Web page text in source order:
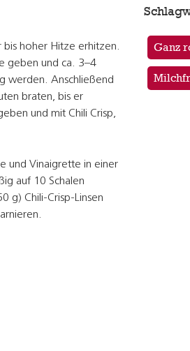
bis hoher Hitze erhitzen.
geben und ca. 3–4
werden. Anschließend
braten, bis er
und mit Chili Crisp,
und Vinaigrette in einer
auf 10 Schalen
g) Chili-Crisp-Linsen
Ganz